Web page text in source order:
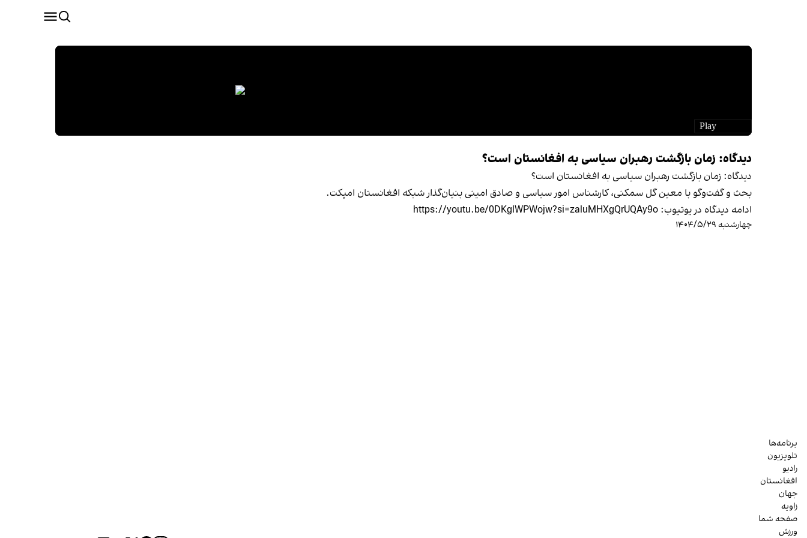
دیدگاه: زمان بازگشت رهبران سیاسی به افغانستان است؟
دیدگاه: زمان بازگشت رهبران سیاسی به افغانستان است؟
بحث و گفت‌وگو با معین گل سمکنی، کارشناس امور سیاسی و صادق امینی بنیان‌گذار شبکه افغانستان امپکت.
ادامه دیدگاه در یوتیوب: https://youtu.be/0DKglWPWojw?si=zaluMHXgQrUQAy9o
چهارشنبه ۱۴۰۴/۵/۲۹
برنامه‌ها
تلویزیون
رادیو
افغانستان
جهان
زاویه
صفحه شما
ورزش